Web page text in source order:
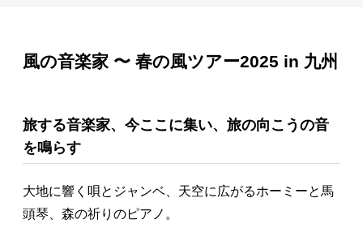
風の音楽家 〜 春の風ツアー2025 in 九州
旅する音楽家、今ここに集い、旅の向こうの音
を鳴らす
大地に響く唄とジャンベ、天空に広がるホーミーと馬
頭琴、森の祈りのピアノ。